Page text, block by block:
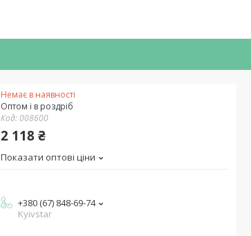
Немає в наявності
Оптом і в роздріб
Код: 008600
2 118 ₴
Показати оптові ціни
+380 (67) 848-69-74
Kyivstar